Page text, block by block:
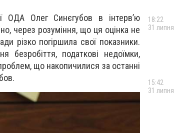
ОДА Олег Синєгубов в інтерв’ю
через розуміння, що ця оцінка не
різко погіршила свої показники.
безробіття, податкові недоїмки,
що накопичилися за останні
18:22
31 липня
15:42
31 липня